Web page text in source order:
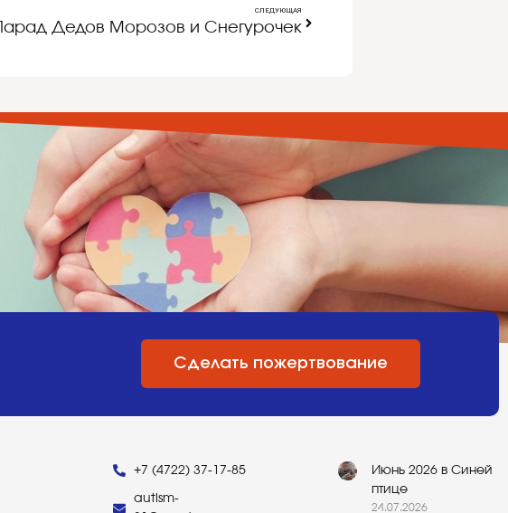
СЛЕДУЮЩАЯ
Парад Дедов Морозов и Снегурочек
Сделать пожертвование
+7 (4722) 37-17-85
autism-
Июнь 2026 в Синей
птице
24.07.2026